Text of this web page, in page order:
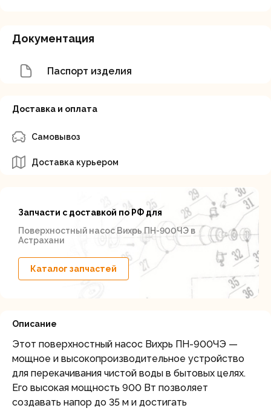
Документация
Паспорт изделия
Доставка и оплата
Самовывоз
Доставка курьером
Запчасти с доставкой по РФ для
Поверхностный насос Вихрь ПН-900ЧЭ в
Астрахани
Каталог запчастей
Описание
Этот поверхностный насос Вихрь ПН-900ЧЭ —
мощное и высокопроизводительное устройство
для перекачивания чистой воды в бытовых целях.
Его высокая мощность 900 Вт позволяет
создавать напор до 35 м и достигать